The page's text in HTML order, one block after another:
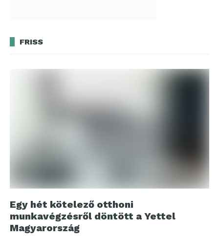
FRISS
Egy hét kötelező otthoni
munkavégzésről döntött a Yettel
Magyarország